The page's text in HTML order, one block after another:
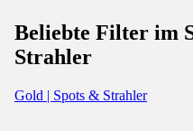
Beliebte Filter im
Strahler
Gold | Spots & Strahler